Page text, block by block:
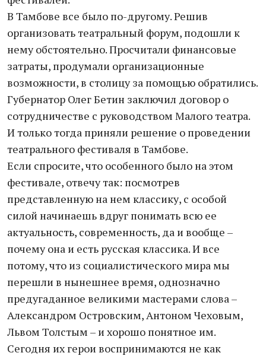
В Тамбове все было по-другому. Решив
организовать театральный форум, подошли к
нему обстоятельно. Просчитали финансовые
затраты, продумали организационные
возможности, в столицу за помощью обратились.
Губернатор Олег Бетин заключил договор о
сотрудничестве с руководством Малого театра.
И только тогда приняли решение о проведении
театрального фестиваля в Тамбове.
Если спросите, что особенного было на этом
фестивале, отвечу так: посмотрев
представленную на нем классику, с особой
силой начинаешь вдруг понимать всю ее
актуальность, современность, да и вообще –
почему она и есть русская классика. И все
потому, что из социалистического мира мы
перешли в нынешнее время, однозначно
предугаданное великими мастерами слова –
Александром Островским, Антоном Чеховым,
Львом Толстым – и хорошо понятное им.
Сегодня их герои воспринимаются не как